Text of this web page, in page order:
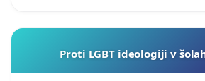
Proti LGBT ideologiji v